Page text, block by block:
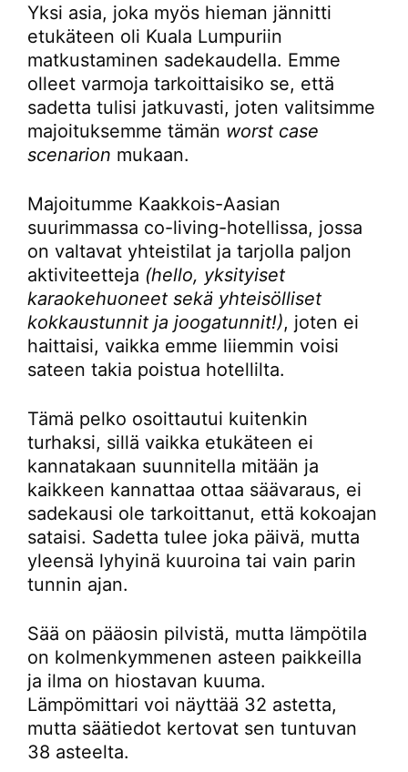
Yksi asia, joka myös hieman jännitti
etukäteen oli Kuala Lumpuriin
matkustaminen sadekaudella. Emme
olleet varmoja tarkoittaisiko se, että
sadetta tulisi jatkuvasti, joten valitsimme
majoituksemme tämän worst case
scenarion mukaan.
Majoitumme Kaakkois-Aasian
suurimmassa co-living-hotellissa, jossa
on valtavat yhteistilat ja tarjolla paljon
aktiviteetteja (hello, yksityiset
karaokehuoneet sekä yhteisölliset
kokkaustunnit ja joogatunnit!), joten ei
haittaisi, vaikka emme liiemmin voisi
sateen takia poistua hotellilta.
Tämä pelko osoittautui kuitenkin
turhaksi, sillä vaikka etukäteen ei
kannatakaan suunnitella mitään ja
kaikkeen kannattaa ottaa säävaraus, ei
sadekausi ole tarkoittanut, että kokoajan
sataisi. Sadetta tulee joka päivä, mutta
yleensä lyhyinä kuuroina tai vain parin
tunnin ajan.
Sää on pääosin pilvistä, mutta lämpötila
on kolmenkymmenen asteen paikkeilla
ja ilma on hiostavan kuuma.
Lämpömittari voi näyttää 32 astetta,
mutta säätiedot kertovat sen tuntuvan
38 asteelta.